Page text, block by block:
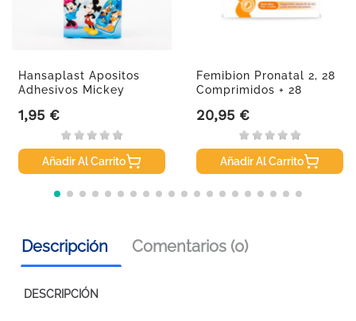
Hansaplast Apositos
Adhesivos Mickey
Precio
1,95 €
Añadir Al Carrito
Femibion Pronatal 2, 28
Comprimidos + 28
Precio
20,95 €
Añadir Al Carrito
Descripción Comentarios (0)
DESCRIPCIÓN